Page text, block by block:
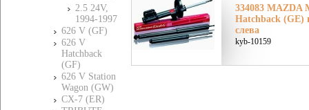
2.5 24V,
1994-1997
626 V (GF)
626 V
Hatchback
(GF)
626 V Station
Wagon (GW)
CX-7 (ER)
334083 MAZDA
Hatchback (GE)
слева
kyb-10159